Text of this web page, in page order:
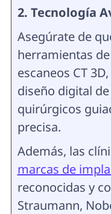
2. Tecnología
Asegúrate de
herramientas
escaneos CT
diseño digital
quirúrgicos
precisa.
Además, las
marcas de
reconocidas y
Straumann,